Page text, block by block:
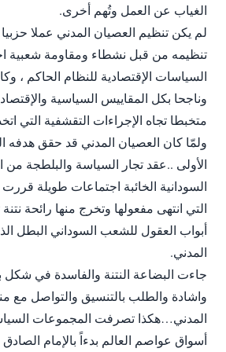
الغياب عن العمل وتُهم أخرى.
لم يكن تنظيم العصيان المدني عملا
تنظيمه من قبل نشطاء ومقاومة شعبية
السياسات الإقتصادية للنظام الحاكم ،
وناجحا بكل المقاييس السياسية
متخبطا تجاه الإجراءات التقشفية التي اتخذها قبل
ولمّا كان العصيان المدني قد حقق
الأولى ..عقد تجار السياسة والبلطجة من
السودانية الخائبة اجتماعات طويلة
التي انتهى مفعولها وتخرج منها رائحة
أبواب العقول للشعب السوداني البطل
المدني.
جاءت البضاعة النتنة والفاسدة في شكل
واشادة والطلب بالتنسيق والتواصل مع
المدني…هكذا تصرفت المجموعات
أسواق عواصم العالم بدءاً بالإمام